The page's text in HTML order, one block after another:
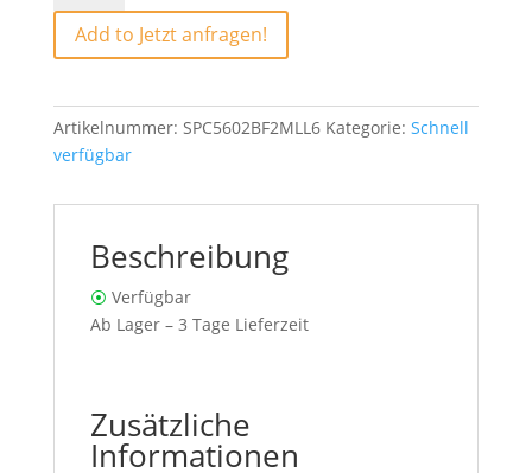
Add to Jetzt anfragen!
Artikelnummer: SPC5602BF2MLL6 Kategorie: Schnell
verfügbar
Beschreibung
⦿ Verfügbar
Ab Lager – 3 Tage Lieferzeit
Zusätzliche
Informationen